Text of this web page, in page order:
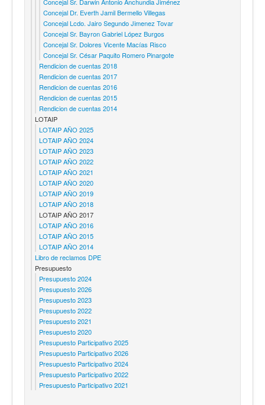
Concejal Dr. Everth Jamil Bermello Villegas
Concejal Lcdo. Jairo Segundo Jimenez Tovar
Concejal Sr. Bayron Gabriel López Burgos
Concejal Sr. Dolores Vicente Macías Risco
Concejal Sr. César Paquito Romero Pinargote
Rendicion de cuentas 2018
Rendicion de cuentas 2017
Rendicion de cuentas 2016
Rendicion de cuentas 2015
Rendicion de cuentas 2014
LOTAIP
LOTAIP AÑO 2025
LOTAIP AÑO 2024
LOTAIP AÑO 2023
LOTAIP AÑO 2022
LOTAIP AÑO 2021
LOTAIP AÑO 2020
LOTAIP AÑO 2019
LOTAIP AÑO 2018
LOTAIP AÑO 2017
LOTAIP AÑO 2016
LOTAIP AÑO 2015
LOTAIP AÑO 2014
Libro de reclamos DPE
Presupuesto
Presupuesto 2024
Presupuesto 2026
Presupuesto 2023
Presupuesto 2022
Presupuesto 2021
Presupuesto 2020
Presupuesto Participativo 2025
Presupuesto Participativo 2026
Presupuesto Participativo 2024
Presupuesto Participativo 2022
Presupuesto Participativo 2021